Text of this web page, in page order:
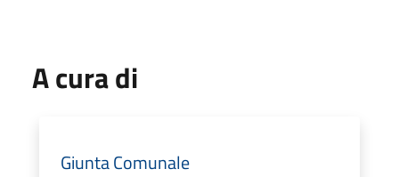
A cura di
Giunta Comunale